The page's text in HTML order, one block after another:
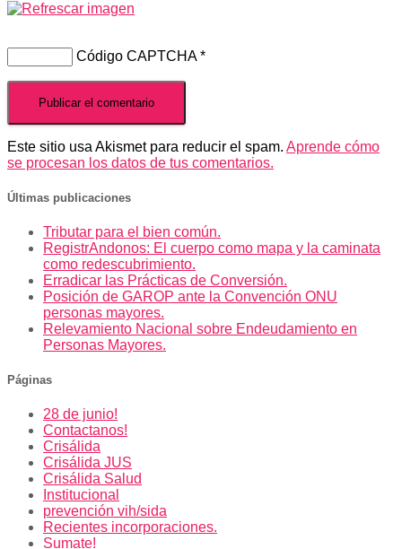
Código CAPTCHA*
Este sitio usa Akismet para reducir el spam. Aprende cómo
se procesan los datos de tus comentarios.
Últimas publicaciones
Tributar para el bien común.
RegistrAndonos: El cuerpo como mapa y la caminata
como redescubrimiento.
Erradicar las Prácticas de Conversión.
Posición de GAROP ante la Convención ONU
personas mayores.
Relevamiento Nacional sobre Endeudamiento en
Personas Mayores.
Páginas
28 de junio!
Contactanos!
Crisálida
Crisálida JUS
Crisálida Salud
Institucional
prevención vih/sida
Recientes incorporaciones.
Sumate!